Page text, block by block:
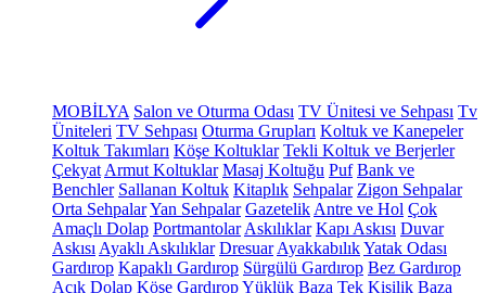
MOBİLYA Salon ve Oturma Odası TV Ünitesi ve Sehpası Tv
Üniteleri TV Sehpası Oturma Grupları Koltuk ve Kanepeler
Koltuk Takımları Köşe Koltuklar Tekli Koltuk ve Berjerler
Çekyat Armut Koltuklar Masaj Koltuğu Puf Bank ve
Benchler Sallanan Koltuk Kitaplık Sehpalar Zigon Sehpalar
Orta SehpalarYan Sehpalar Gazetelik Antre ve Hol Çok
Amaçlı Dolap Portmantolar Askılıklar Kapı Askısı Duvar
Askısı Ayaklı Askılıklar Dresuar AyakkabılıkYatak Odası
Gardırop Kapaklı Gardırop Sürgülü Gardırop Bez Gardırop
Açık Dolap Köşe GardıropYüklük Baza Tek Kişilik Baza